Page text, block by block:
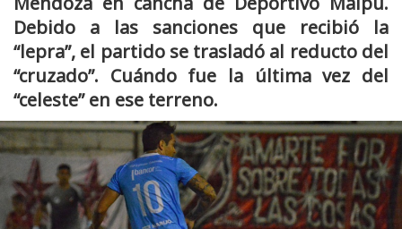
Debido a las sanciones que recibió la
“lepra”, el partido se trasladó al reducto del
“cruzado”. Cuándo fue la última vez del
“celeste” en ese terreno.